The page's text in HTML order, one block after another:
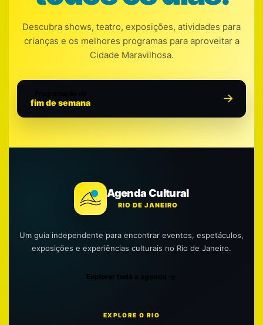
Descubra shows, teatro, exposições, atividades para
crianças e os melhores programas para aproveitar a
Cidade Maravilhosa.
fim de semana
Agenda Cultural
RIO DE JANEIRO
Um guia independente para encontrar eventos, espetáculos,
exposições e experiências culturais no Rio de Janeiro.
Explorar toda a agenda
EXPLORE O RIO